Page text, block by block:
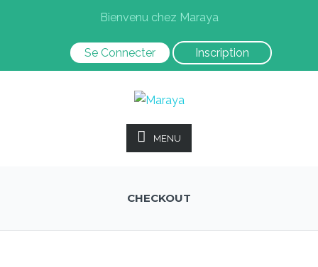
Bienvenu chez Maraya
Se Connecter Inscription
MENU
CHECKOUT